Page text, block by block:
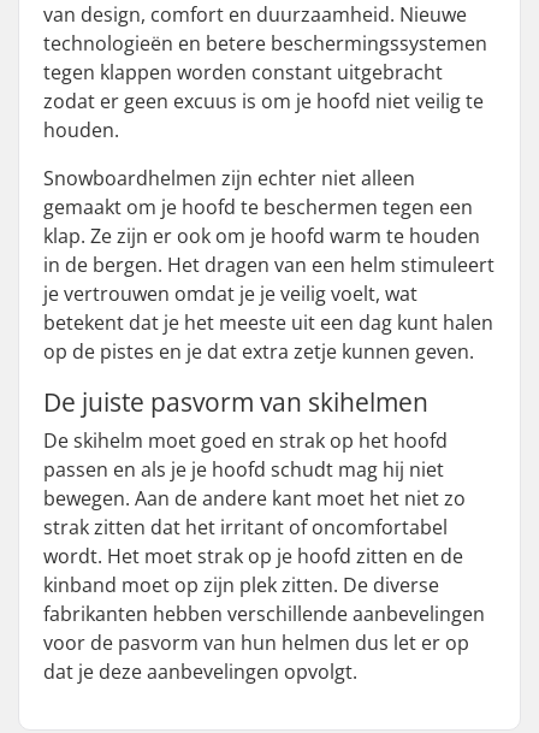
van design, comfort en duurzaamheid. Nieuwe
technologieën en betere beschermingssystemen
tegen klappen worden constant uitgebracht
zodat er geen excuus is om je hoofd niet veilig te
houden.
Snowboardhelmen zijn echter niet alleen
gemaakt om je hoofd te beschermen tegen een
klap. Ze zijn er ook om je hoofd warm te houden
in de bergen. Het dragen van een helm stimuleert
je vertrouwen omdat je je veilig voelt, wat
betekent dat je het meeste uit een dag kunt halen
op de pistes en je dat extra zetje kunnen geven.
De juiste pasvorm van skihelmen
De skihelm moet goed en strak op het hoofd
passen en als je je hoofd schudt mag hij niet
bewegen. Aan de andere kant moet het niet zo
strak zitten dat het irritant of oncomfortabel
wordt. Het moet strak op je hoofd zitten en de
kinband moet op zijn plek zitten. De diverse
fabrikanten hebben verschillende aanbevelingen
voor de pasvorm van hun helmen dus let er op
dat je deze aanbevelingen opvolgt.